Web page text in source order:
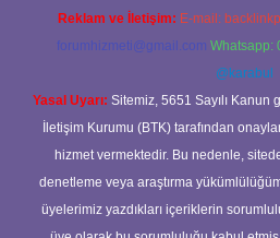
Reklam ve İletişim: E-mail:
forumhizmeti@gmail.com Whatsapp:
@karabul
Yasal Uyarı: Sitemiz, 5651 Sayılı
İletişim Kurumu (BTK) tarafından
hizmet vermektedir. Bu nedenle,
denetleme veya araştırma
üyelerimiz yazdıkları içeriklerin